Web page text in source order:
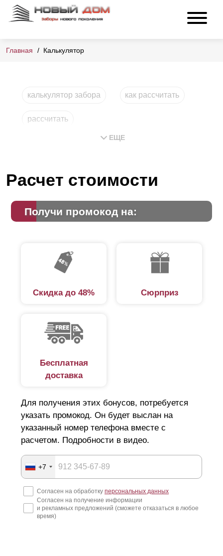
Главная Калькулятор
калькулятор забора как рассчитать
рассчитать
ЕЩЕ
Расчет стоимости
Получи промокод на:
Скидка до 48% Сюрприз
Бесплатная
доставка
Для получения этих бонусов, потребуется
указать промокод. Он будет выслан на
указанный номер телефона вместе с
расчетом. Подробности в видео.
+7
Согласен на обработку персональных данных
Согласен на получение информации
и рекламных предложений (сможете отказаться в любое
время)